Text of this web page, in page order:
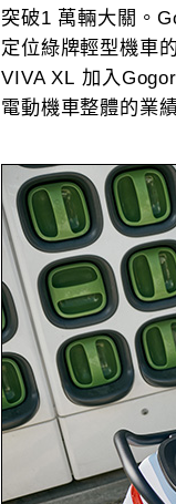
突破1 萬輛大關。
定位綠牌輕型機車
VIVA XL 加入
電動機車整體的業